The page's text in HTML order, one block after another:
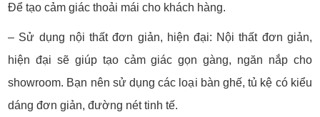
Để tạo cảm giác thoải mái cho khách hàng.
– Sử dụng nội thất đơn giản, hiện đại: Nội thất đơn giản,
hiện đại sẽ giúp tạo cảm giác gọn gàng, ngăn nắp cho
showroom. Bạn nên sử dụng các loại bàn ghế, tủ kệ có kiểu
dáng đơn giản, đường nét tinh tế.